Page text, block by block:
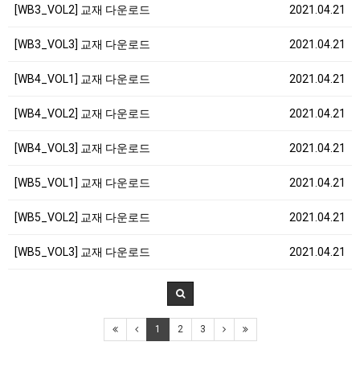
2021.04.21
[WB3_VOL2] 교재 다운로드
2021.04.21
[WB3_VOL3] 교재 다운로드
2021.04.21
[WB4_VOL1] 교재 다운로드
2021.04.21
[WB4_VOL2] 교재 다운로드
2021.04.21
[WB4_VOL3] 교재 다운로드
2021.04.21
[WB5_VOL1] 교재 다운로드
2021.04.21
[WB5_VOL2] 교재 다운로드
2021.04.21
[WB5_VOL3] 교재 다운로드
1 2 3